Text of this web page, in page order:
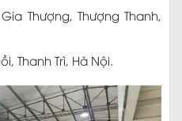
Thượng, Thượng Thanh,
Thanh Trì, Hà Nội.